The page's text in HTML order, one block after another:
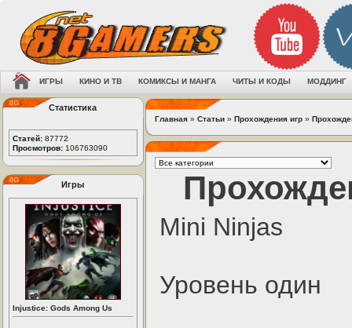
ИГРЫ КИНО И ТВ КОМИКСЫ И МАНГА ЧИТЫ И КОДЫ МОДДИНГ
Статистика
Статей: 87772
Просмотров: 106763090
Игры
Injustice: Gods Among Us
Главная » Статьи » Прохождения игр »
Mini Ninjas
Уровень один